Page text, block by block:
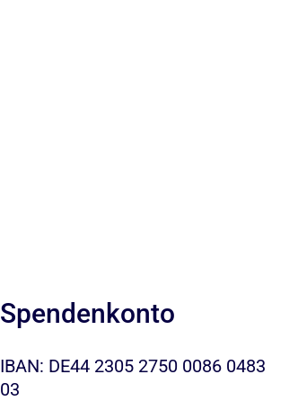
Spendenkonto
IBAN: DE44 2305 2750 0086 0483
03